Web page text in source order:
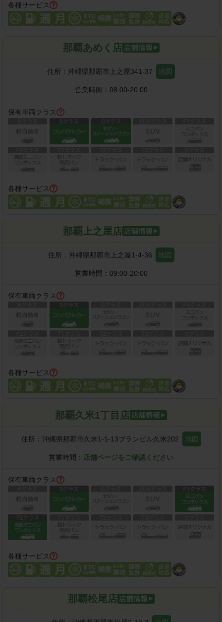
各種サービス
那覇あめく店
住所： 沖縄県那覇市上之屋341-37 地図
営業時間： 08:00-20:00
保有車両クラス
各種サービス
那覇上之屋店
住所： 沖縄県那覇市上之屋1-4-36 地図
営業時間： 09:00-20:00
保有車両クラス
各種サービス
那覇久米1丁目店
住所： 沖縄県那覇市久米1-1-13プランビル久米202 地図
営業時間： 店舗ページをご確認ください
保有車両クラス
各種サービス
那覇松尾店